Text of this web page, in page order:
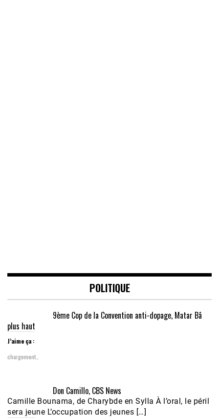
POLITIQUE
9ème Cop de la Convention anti-dopage, Matar Bâ
plus haut
J’aime ça :
chargement…
Don Camillo, CBS News
Camille Bounama, de Charybde en Sylla À l’oral, le péril
sera jeune L’occupation des jeunes […]